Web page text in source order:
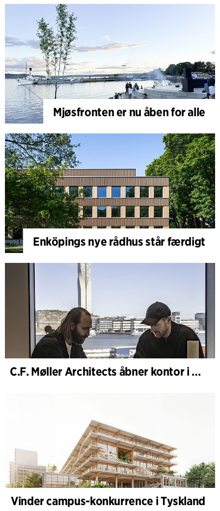
Mjøsfronten er nu åben for alle
Enköpings nye rådhus står færdigt
C.F. Møller Architects åbner kontor i Göteborg
Vinder campus-konkurrence i Tyskland